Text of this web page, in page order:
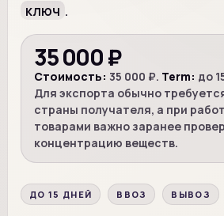
ключ .
35 000 ₽
Стоимость: 35 000 ₽. Term: до
Для экспорта обычно
страны получателя, а при
товарами важно заранее
концентрацию веществ.
ДО 15 ДНЕЙ ВВОЗ ВЫВОЗ